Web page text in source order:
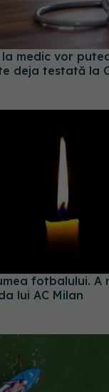
medic vor
deja testată la
fotbalului. A
lui AC Milan